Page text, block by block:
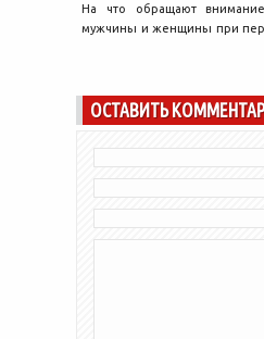
На что обращают
мужчины и женщины при
ОСТАВИТЬ